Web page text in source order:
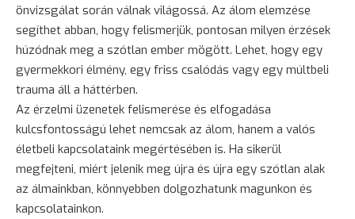
önvizsgálat során válnak világossá. Az álom elemzése
segíthet abban, hogy felismerjük, pontosan milyen érzések
húzódnak meg a szótlan ember mögött. Lehet, hogy egy
gyermekkori élmény, egy friss csalódás vagy egy múltbeli
trauma áll a háttérben.
Az érzelmi üzenetek felismerése és elfogadása
kulcsfontosságú lehet nemcsak az álom, hanem a valós
életbeli kapcsolataink megértésében is. Ha sikerül
megfejteni, miért jelenik meg újra és újra egy szótlan alak
az álmainkban, könnyebben dolgozhatunk magunkon és
kapcsolatainkon.